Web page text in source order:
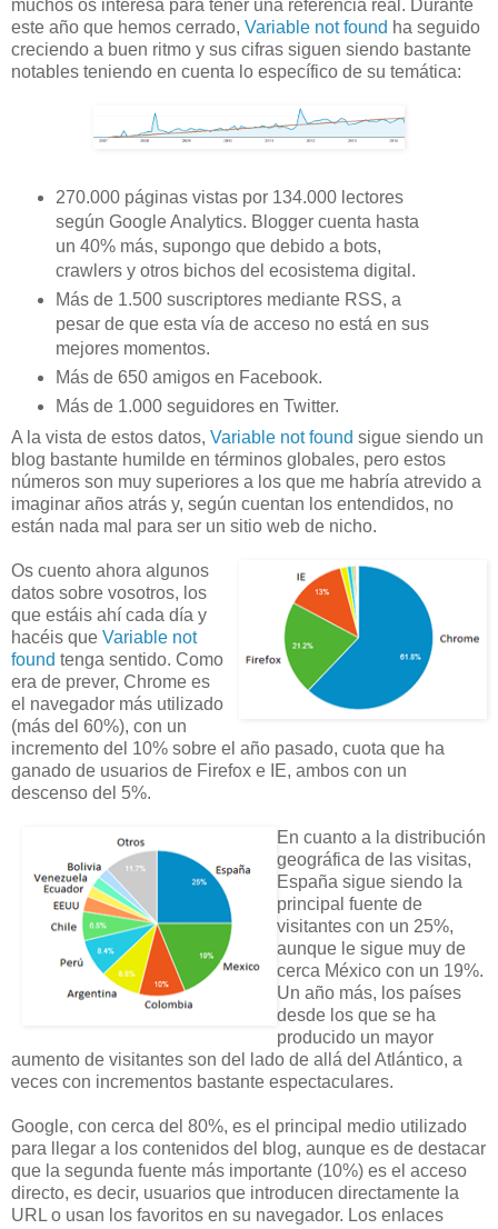
muchos os interesa para tener una referencia real. Durante
este año que hemos cerrado, Variable not found ha seguido
creciendo a buen ritmo y sus cifras siguen siendo bastante
notables teniendo en cuenta lo específico de su temática:
270.000 páginas vistas por 134.000 lectores
según Google Analytics. Blogger cuenta hasta
un 40% más, supongo que debido a bots,
crawlers y otros bichos del ecosistema digital.
Más de 1.500 suscriptores mediante RSS, a
pesar de que esta vía de acceso no está en sus
mejores momentos.
Más de 650 amigos en Facebook.
Más de 1.000 seguidores en Twitter.
A la vista de estos datos, Variable not found sigue siendo un
blog bastante humilde en términos globales, pero estos
números son muy superiores a los que me habría atrevido a
imaginar años atrás y, según cuentan los entendidos, no
están nada mal para ser un sitio web de nicho.
Os cuento ahora algunos
datos sobre vosotros, los
que estáis ahí cada día y
hacéis que Variable not
found tenga sentido. Como
era de prever, Chrome es
el navegador más utilizado
(más del 60%), con un
incremento del 10% sobre el año pasado, cuota que ha
ganado de usuarios de Firefox e IE, ambos con un
descenso del 5%.
En cuanto a la distribución
geográfica de las visitas,
España sigue siendo la
principal fuente de
visitantes con un 25%,
aunque le sigue muy de
cerca México con un 19%.
Un año más, los países
desde los que se ha
producido un mayor
aumento de visitantes son del lado de allá del Atlántico, a
veces con incrementos bastante espectaculares.
Google, con cerca del 80%, es el principal medio utilizado
para llegar a los contenidos del blog, aunque es de destacar
que la segunda fuente más importante (10%) es el acceso
directo, es decir, usuarios que introducen directamente la
URL o usan los favoritos en su navegador. Los enlaces